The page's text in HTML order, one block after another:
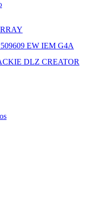
EW IEM G4A
DLZ CREATOR